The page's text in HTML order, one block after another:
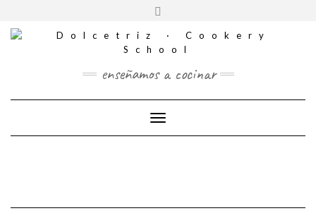
contenido
CONTACTO
SOCIALEScabecera
enseñamos a cocinar
Cambiar modo de navegación